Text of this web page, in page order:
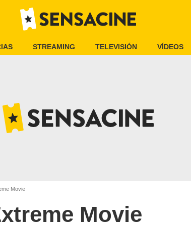
STREAMING TELEVISIÓN VÍDEOS
Movie
Movie